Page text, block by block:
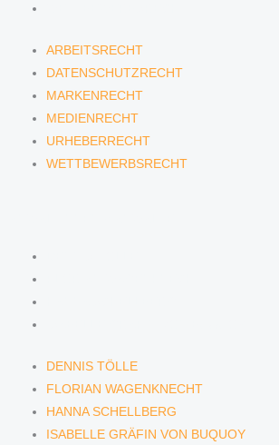
ARBEITSRECHT
DATENSCHUTZRECHT
MARKENRECHT
MEDIENRECHT
URHEBERRECHT
WETTBEWERBSRECHT
DENNIS TÖLLE
FLORIAN WAGENKNECHT
HANNA SCHELLBERG
ISABELLE GRÄFIN VON BUQUOY